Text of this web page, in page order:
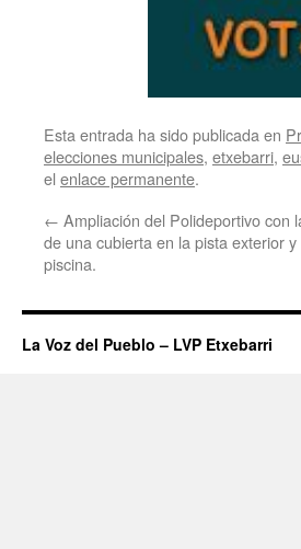
Esta entrada ha sido publicada en
elecciones municipales, etxebarri,
el enlace permanente.
← Ampliación del Polideportivo con
de una cubierta en la pista exterior
piscina.
La Voz del Pueblo – LVP Etxebarri